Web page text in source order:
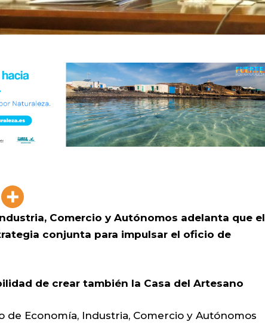
Comercio y Autónomos adelanta que el
conjunta para impulsar el oficio de
de crear también la Casa del Artesano
de Economía, Industria, Comercio y Autónomos